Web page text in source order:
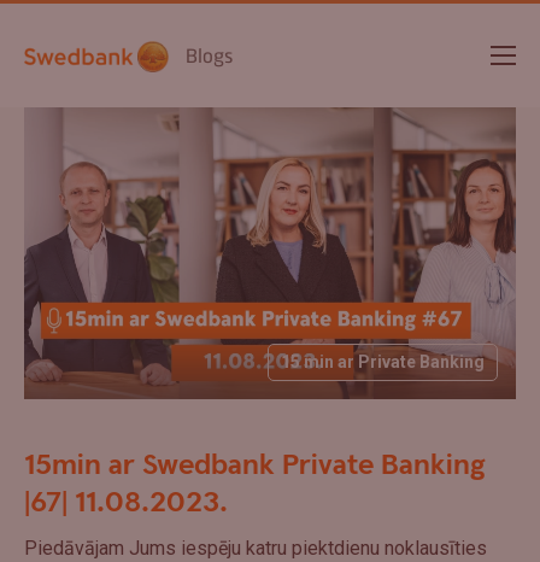
Blogs
15 min ar Private Banking
15min ar Swedbank Private Banking
|67| 11.08.2023.
Piedāvājam Jums iespēju katru piektdienu noklausīties